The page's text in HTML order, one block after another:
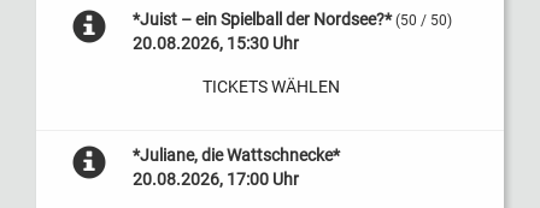
*Juist – ein Spielball der Nordsee?* (50 / 50)
20.08.2026, 15:30 Uhr
TICKETS WÄHLEN
*Juliane, die Wattschnecke*
20.08.2026, 17:00 Uhr